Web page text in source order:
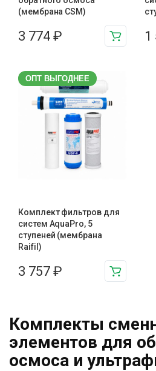
(мембрана CSM)
3 774 ₽ 1
ОПТ ВЫГОДНЕЕ
Комплект фильтров для
систем AquaPro, 5
ступеней (мембрана
Raifil)
3 757 ₽
Комплекты
элементов для
осмоса и